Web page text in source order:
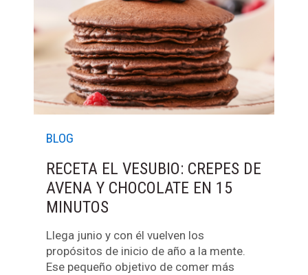
BLOG
RECETA EL VESUBIO: CREPES DE
AVENA Y CHOCOLATE EN 15
MINUTOS
Llega junio y con él vuelven los
propósitos de inicio de año a la mente.
Ese pequeño objetivo de comer más